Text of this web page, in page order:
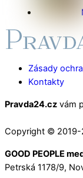
Zásady
Kontakty
Pravda24.cz vám
Copyright © 2019-
GOOD PEOPLE
Petrská 1178/9,